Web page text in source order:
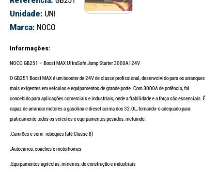
Unidade: UNI
Marca: NOCO
Informações:
NOCO GB251 – Boost MAX UltraSafe Jump Starter 3000A | 24V
O GB251 Boost MAX é um booster de 24V de classe profissional, desenvolvido para os arranques
mais exigentes em veículos e equipamentos de grande porte. Com 3000A de potência, foi
concebido para aplicações comerciais e industriais, onde a fiabilidade e a força são essenciais. É
capaz de arrancar motores a gasolina e diesel acima dos 32.0L, tornando-o adequado para
praticamente todos os veículos e equipamentos pesados, incluindo:
.Camiões e semi-reboques (até Classe 8)
.Autocarros, coaches e motorhomes
.Equipamentos agrícolas, mineiros, de construção e industriais